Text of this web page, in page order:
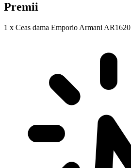
Premii
1 x Ceas dama Emporio Armani AR1620